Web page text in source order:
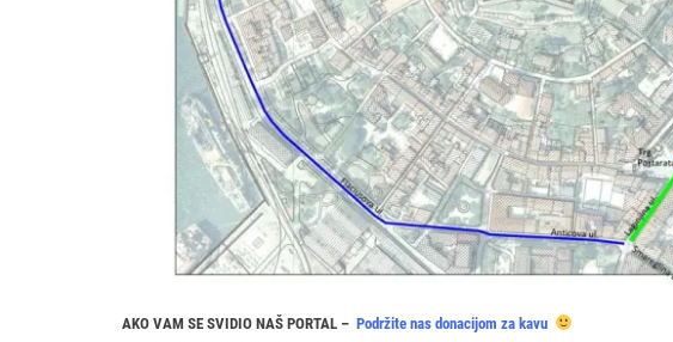
AKO VAM SE SVIDIO NAŠ PORTAL – Podržite nas donacijom za kavu